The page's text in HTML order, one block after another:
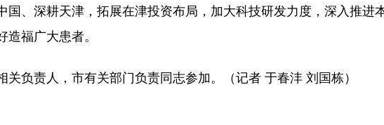
国、深耕天津，拓展在津投资布局，加大科技研发力度，深入推进
福广大患者。
负责人，市有关部门负责同志参加。（记者 于春沣 刘国栋）